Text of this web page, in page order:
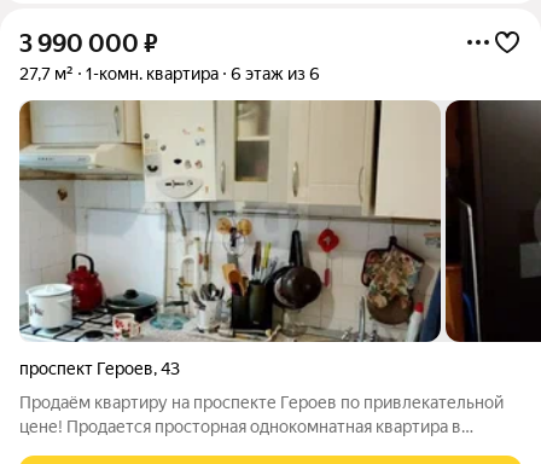
3 990 000 ₽
27,7 м² 1-комн. квартира 6 этаж из 6
проспект Героев,43
Продаём квартиру на проспекте Героев по привлекательной
цене! Продается просторная однокомнатная квартира в